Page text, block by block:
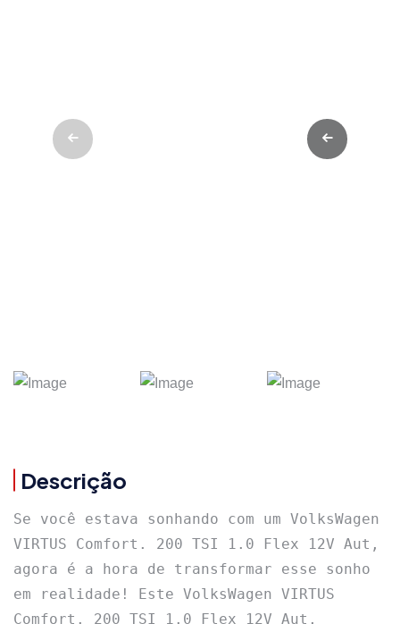
Descrição
Se você estava sonhando com um VolksWagen
VIRTUS Comfort. 200 TSI 1.0 Flex 12V Aut,
agora é a hora de transformar esse sonho
em realidade! Este VolksWagen VIRTUS
Comfort. 200 TSI 1.0 Flex 12V Aut,